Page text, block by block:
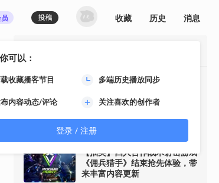
可以：
收藏播客节目 多端历史播放同步
内容动态/评论 关注喜欢的创作者
登录 / 注册
收藏 历史 消息
最热资讯
《影之刃零》8月12日开启预
晓！
93喜欢•33评论
【抽奖】四人合作战术射击游戏
《佣兵猎手》结束抢先体验，带
来丰富内容更新